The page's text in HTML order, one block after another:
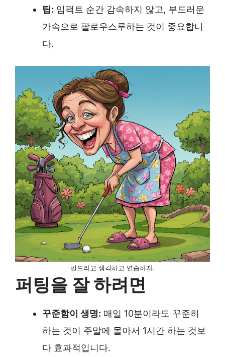
팁: 임팩트 순간 감속하지 않고, 부드러운
가속으로 팔로우스루하는 것이 중요합니
다.
필드라고 생각하고 연습하자.
퍼팅을 잘 하려면
꾸준함이 생명: 매일 10분이라도 꾸준히
하는 것이 주말에 몰아서 1시간 하는 것보
다 효과적입니다.